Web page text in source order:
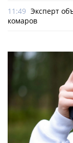
11:49 Эксперт
комаров